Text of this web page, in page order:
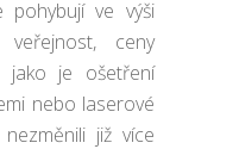
pohybují ve výši
ceny
jako je ošetření
nebo laserové
již více